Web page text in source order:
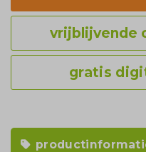
vrijblijvende
gratis